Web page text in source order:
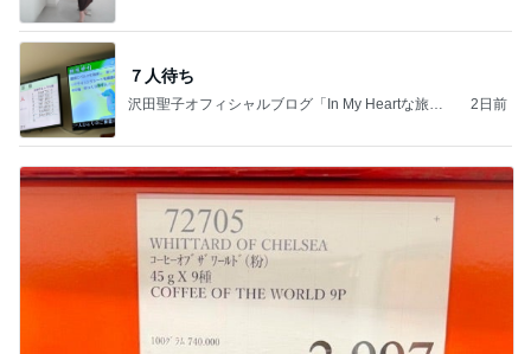
７人待ち
沢田聖子オフィシャルブログ「In My Heartな旅日
2日前